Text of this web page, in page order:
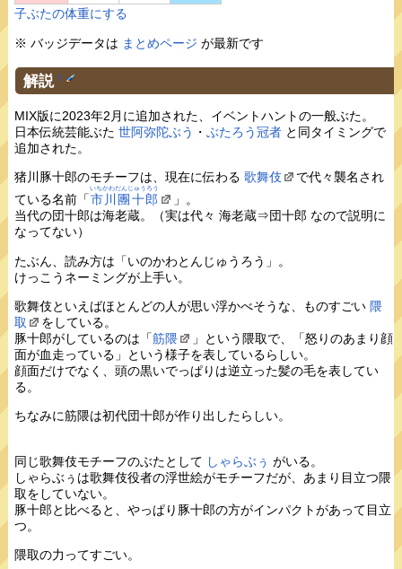
子ぶたの体重にする
※ バッジデータは まとめページ が最新です
解説 †
MIX版に2023年2月に追加された、イベントハントの一般ぶた。
日本伝統芸能ぶた世阿弥陀ぶう ・ぶたろう冠者 と同タイミングで
追加された。
猪川豚十郎のモチーフは、現在に伝わる歌舞伎
で代々襲名され
ている名前「市川團十郎
いちかわだんじゅうろう
」。
当代の団十郎は海老蔵。（実は代々 海老蔵⇒団十郎 なので説明に
なってない）
たぶん、読み方は「いのかわとんじゅうろう」。
けっこうネーミングが上手い。
歌舞伎といえばほとんどの人が思い浮かべそうな、ものすごい 隈
取
をしている。
豚十郎がしているのは「筋隈
」という隈取で、「怒りのあまり顔
面が血走っている」という様子を表しているらしい。
顔面だけでなく、頭の黒いでっぱりは逆立った髪の毛を表してい
る。
ちなみに筋隈は初代団十郎が作り出したらしい。
同じ歌舞伎モチーフのぶたとして しゃらぶぅ がいる。
しゃらぶぅは歌舞伎役者の浮世絵がモチーフだが、あまり目立つ隈
取をしていない。
豚十郎と比べると、やっぱり豚十郎の方がインパクトがあって目立
つ。
隈取の力ってすごい。